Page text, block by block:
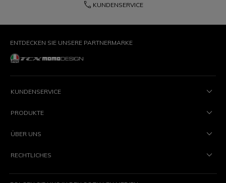
phone KUNDENSERVICE
ENTDECKEN SIE UNSERE PARTNERMARKE
KUNDENSERVICE
PRODUKTE
ÜBER UNS
RECHTLICHES